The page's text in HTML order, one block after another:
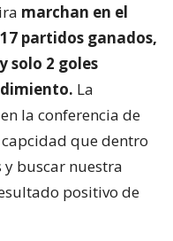
marchan en el
partidos ganados,
solo 2 goles
La
la conferencia de
que dentro
buscar nuestra
positivo de